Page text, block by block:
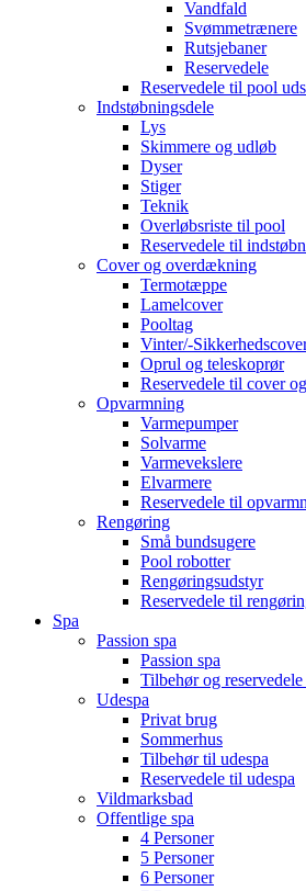
Vandfald
Svømmetrænere
Rutsjebaner
Reservedele
Reservedele til pool
Indstøbningsdele
Lys
Skimmere og udløb
Dyser
Stiger
Teknik
Overløbsriste til pool
Reservedele til
Cover og overdækning
Termotæppe
Lamelcover
Pooltag
Vinter/-
Oprul og teleskoprør
Reservedele til cover
Opvarmning
Varmepumper
Solvarme
Varmevekslere
Elvarmere
Reservedele til
Rengøring
Små bundsugere
Pool robotter
Rengøringsudstyr
Reservedele til
Spa
Passion spa
Passion spa
Tilbehør og
Udespa
Privat brug
Sommerhus
Tilbehør til udespa
Reservedele til udespa
Vildmarksbad
Offentlige spa
4 Personer
5 Personer
6 Personer